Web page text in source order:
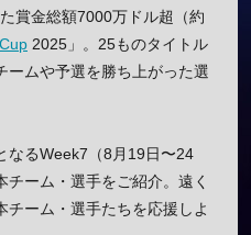
賞金総額7000万ドル超（約
2025」。25ものタイトル
ームや予選を勝ち上がった選
なるWeek7（8月19日〜24
ーム・選手をご紹介。遠く
ーム・選手たちを応援しよ